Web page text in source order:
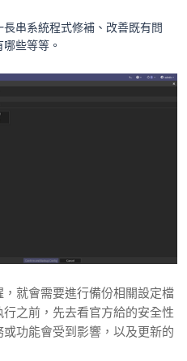
串系統程式修補、改善既有問
些等等。
就會需要進行備份相關設定檔
之前，先去看官方給的安全性
功能會受到影響，以及更新的